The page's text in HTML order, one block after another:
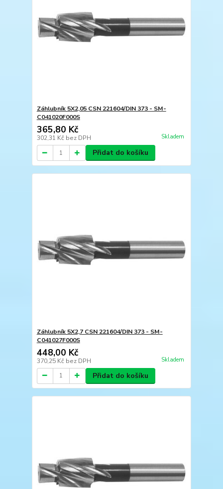
Záhlubník 5X2,05 CSN 221604/DIN 373 - SM-
C041020F000S
365,80 Kč
302,31 Kč bez DPH Skladem
Přidat do košíku
Záhlubník 5X2,7 CSN 221604/DIN 373 - SM-
C041027F000S
448,00 Kč
370,25 Kč bez DPH Skladem
Přidat do košíku